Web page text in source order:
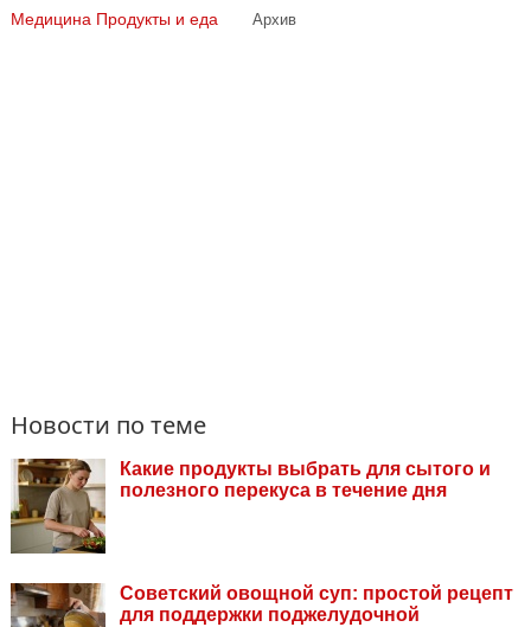
Медицина Продукты и еда Архив
Новости по теме
Какие продукты выбрать для сытого и
полезного перекуса в течение дня
Советский овощной суп: простой рецепт
для поддержки поджелудочной